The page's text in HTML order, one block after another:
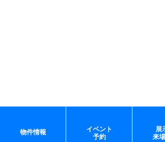
物件情報
イベント
予約
展
来